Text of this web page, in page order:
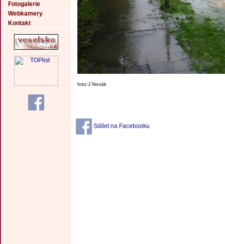
Fotogalerie
Webkamery
Kontakt
foto:J.Novák
Sdílet na Facebooku